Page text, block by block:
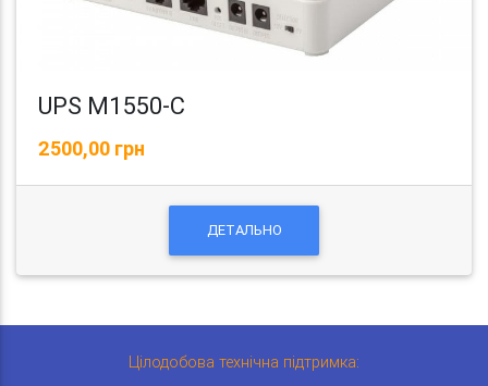
UPS M1550-C
2500,00 грн
ДЕТАЛЬНО
Цілодобова технічна підтримка: